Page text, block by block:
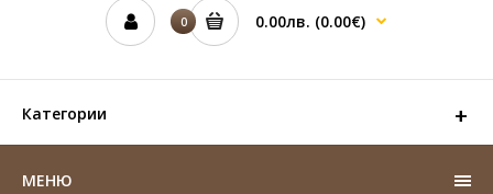
0 0.00лв. (0.00€)
Категории
МЕНЮ